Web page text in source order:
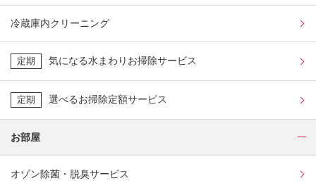
冷蔵庫内クリーニング
定期 気になる水まわりお掃除サービス
定期 選べるお掃除定額サービス
お部屋
オゾン除菌・脱臭サービス